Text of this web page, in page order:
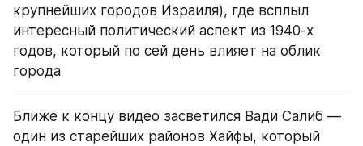
крупнейших городов Израиля), где всплыл
интересный политический аспект из 1940-х
годов, который по сей день влияет на облик
города
Ближе к концу видео засветился Вади Салиб —
один из старейших районов Хайфы, который